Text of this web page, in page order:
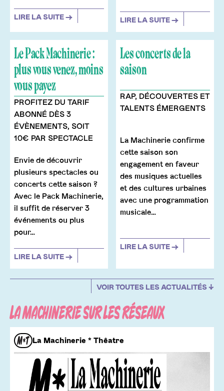
LIRE LA SUITE → LIRE LA SUITE →
Le Pack Machinerie :
plus vous venez, moins
vous payez
PROFITEZ DU TARIF
ABONNÉ DÈS 3
ÉVÈNEMENTS, SOIT
10€ PAR SPECTACLE
Envie de découvrir
plusieurs spectacles ou
concerts cette saison ?
Avec le Pack Machinerie,
il suffit de réserver 3
événements ou plus
pour…
LIRE LA SUITE →
Les concerts de la
saison
RAP, DÉCOUVERTES ET
TALENTS ÉMERGENTS
La Machinerie confirme
cette saison son
engagement en faveur
des musiques actuelles
et des cultures urbaines
avec une programmation
musicale…
LIRE LA SUITE →
VOIR TOUTES LES ACTUALITÉS ↓
LA MACHINERIE SUR LES RÉSEAUX
La Machinerie * Thêatre